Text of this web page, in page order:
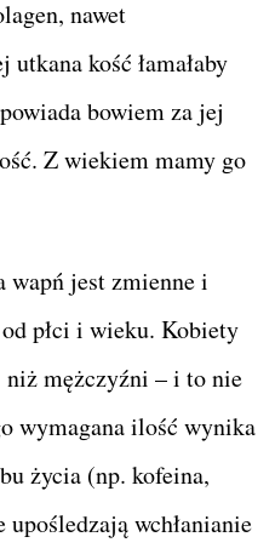
nawet
kość łamałaby
bowiem za jej
Z wiekiem mamy go
wapń jest zmienne i
płci i wieku. Kobiety
mężczyźni – i to nie
wymagana ilość wynika
życia (np. kofeina,
wchłanianie